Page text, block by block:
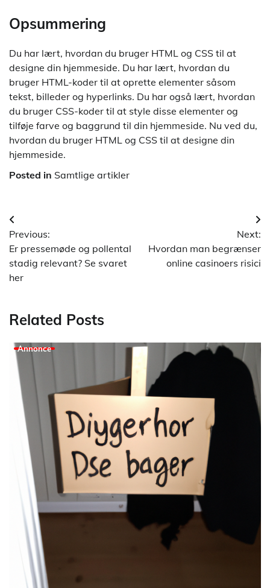
Opsummering
Du har lært, hvordan du bruger HTML og CSS til at
designe din hjemmeside. Du har lært, hvordan du
bruger HTML-koder til at oprette elementer såsom
tekst, billeder og hyperlinks. Du har også lært, hvordan
du bruger CSS-koder til at style disse elementer og
tilføje farve og baggrund til din hjemmeside. Nu ved du,
hvordan du bruger HTML og CSS til at designe din
hjemmeside.
Posted in Samtlige artikler
Indlægsnavigation
Previous:
Er pressemøde og pollental
stadig relevant? Se svaret
her
Next:
Hvordan man begrænser
online casinoers risici
Related Posts
Annonce